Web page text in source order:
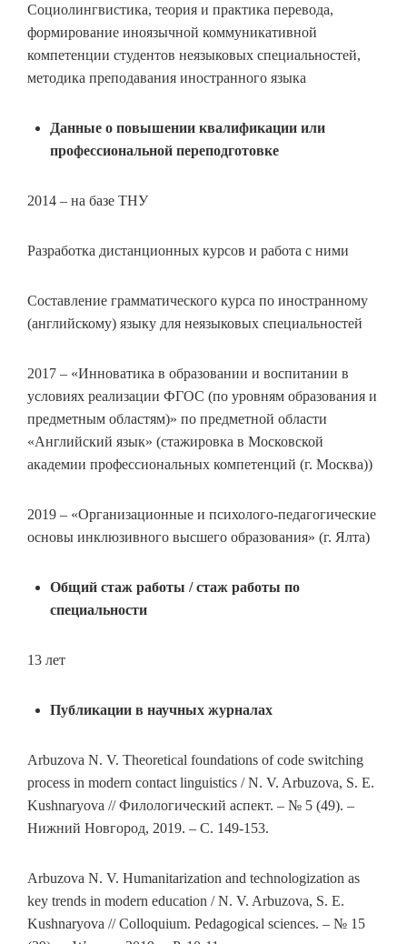
Социолингвистика, теория и практика перевода,
формирование иноязычной коммуникативной
компетенции студентов неязыковых специальностей,
методика преподавания иностранного языка
Данные о повышении квалификации или
профессиональной переподготовке
2014 – на базе ТНУ
Разработка дистанционных курсов и работа с ними
Составление грамматического курса по иностранному
(английскому) языку для неязыковых специальностей
2017 – «Инноватика в образовании и воспитании в
условиях реализации ФГОС (по уровням образования и
предметным областям)» по предметной области
«Английский язык» (стажировка в Московской
академии профессиональных компетенций (г. Москва))
2019 – «Организационные и психолого-педагогические
основы инклюзивного высшего образования» (г. Ялта)
Общий стаж работы / стаж работы по
специальности
13 лет
Публикации в научных журналах
Arbuzova N. V. Theoretical foundations of code switching
process in modern contact linguistics / N. V. Arbuzova, S. E.
Kushnaryova // Филологический аспект. – № 5 (49). –
Нижний Новгород, 2019. – С. 149-153.
Arbuzova N. V. Humanitarization and technologization as
key trends in modern education / N. V. Arbuzova, S. E.
Kushnaryova // Colloquium. Pedagogical sciences. – № 15